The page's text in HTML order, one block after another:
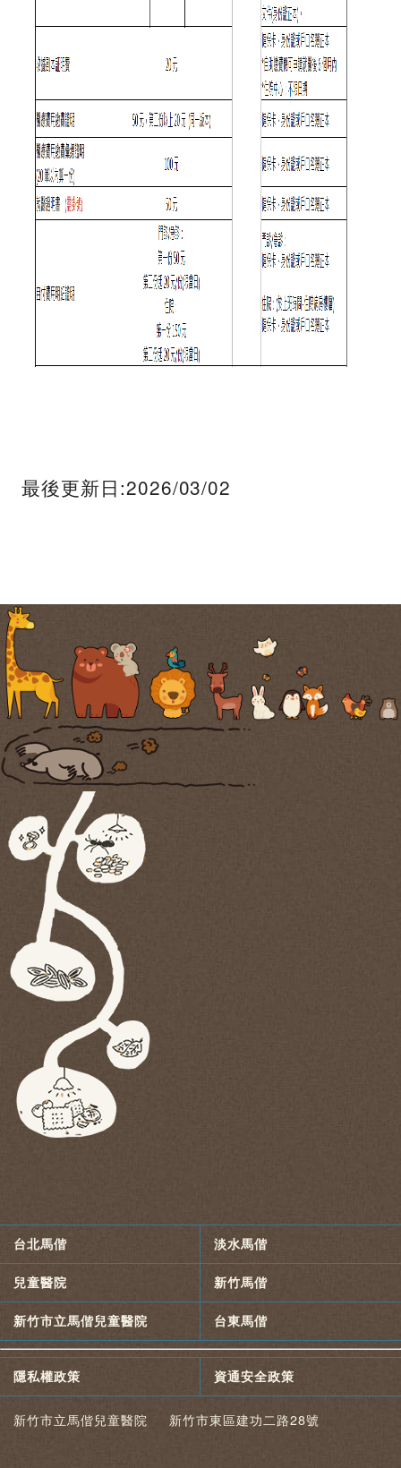
最後更新日:2026/03/02
台北馬偕 淡水馬偕
兒童醫院 新竹馬偕
新竹市立馬偕兒童醫院 台東馬偕
隱私權政策 資通安全政策
新竹市立馬偕兒童醫院 新竹市東區建功二路28號